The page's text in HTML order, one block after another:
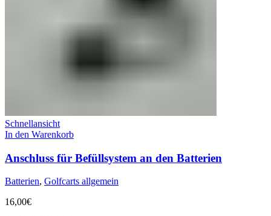
Schnellansicht
In den Warenkorb
Anschluss für Befüllsystem an den Batterien
Batterien, Golfcarts allgemein
16,00€